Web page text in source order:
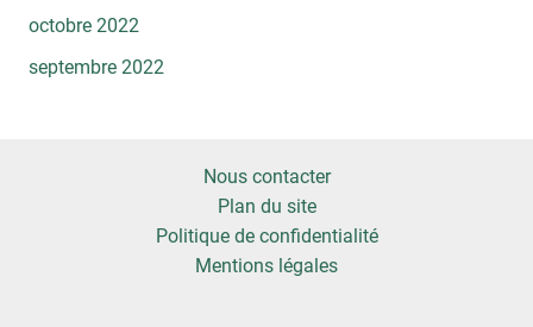
octobre 2022
septembre 2022
Nous contacter
Plan du site
Politique de confidentialité
Mentions légales